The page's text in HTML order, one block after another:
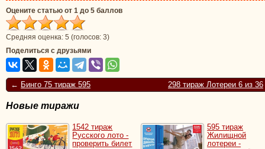
Оцените статью от 1 до 5 баллов
Средняя оценка: 5 (голосов: 3)
Поделиться с друзьями
← Бинго 75 тираж 595 298 тираж Лотереи 6 из 36
Новые тиражи
1542 тираж
Русского лото -
проверить билет
595 тираж
Жилищной
лотереи -